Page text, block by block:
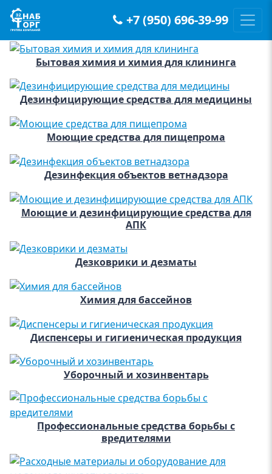
Main Navigation +7 (950) 696-39-99
Бытовая химия и химия для клининга
Дезинфицирующие средства для медицины
Моющие средства для пищепрома
Дезинфекция объектов ветнадзора
Моющие и дезинфицирующие средства для
АПК
Дезковрики и дезматы
Химия для бассейнов
Диспенсеры и гигиеническая продукция
Уборочный и хозинвентарь
Профессиональные средства борьбы с
вредителями